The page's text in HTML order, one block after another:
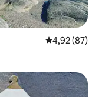
4,92 av 5 i
4,92 (87)